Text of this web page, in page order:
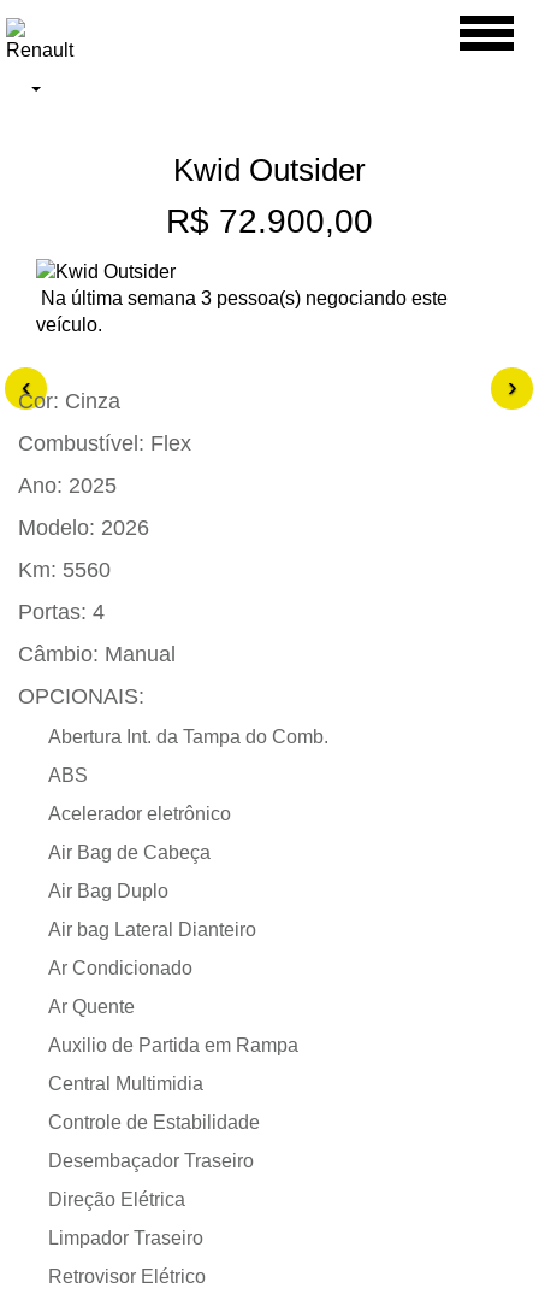
Kwid Outsider
R$ 72.900,00
‹ ›
Na última semana 3 pessoa(s) negociando este
veículo.
Cor: Cinza
Combustível: Flex
Ano: 2025
Modelo: 2026
Km: 5560
Portas: 4
Câmbio: Manual
OPCIONAIS:
Abertura Int. da Tampa do Comb.
ABS
Acelerador eletrônico
Air Bag de Cabeça
Air Bag Duplo
Air bag Lateral Dianteiro
Ar Condicionado
Ar Quente
Auxilio de Partida em Rampa
Central Multimidia
Controle de Estabilidade
Desembaçador Traseiro
Direção Elétrica
Limpador Traseiro
Retrovisor Elétrico